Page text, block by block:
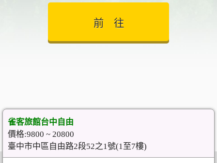
雀客旅館台中自由
價格:9800 ~ 20800
臺中市中區自由路2段52之1號(1至7樓)